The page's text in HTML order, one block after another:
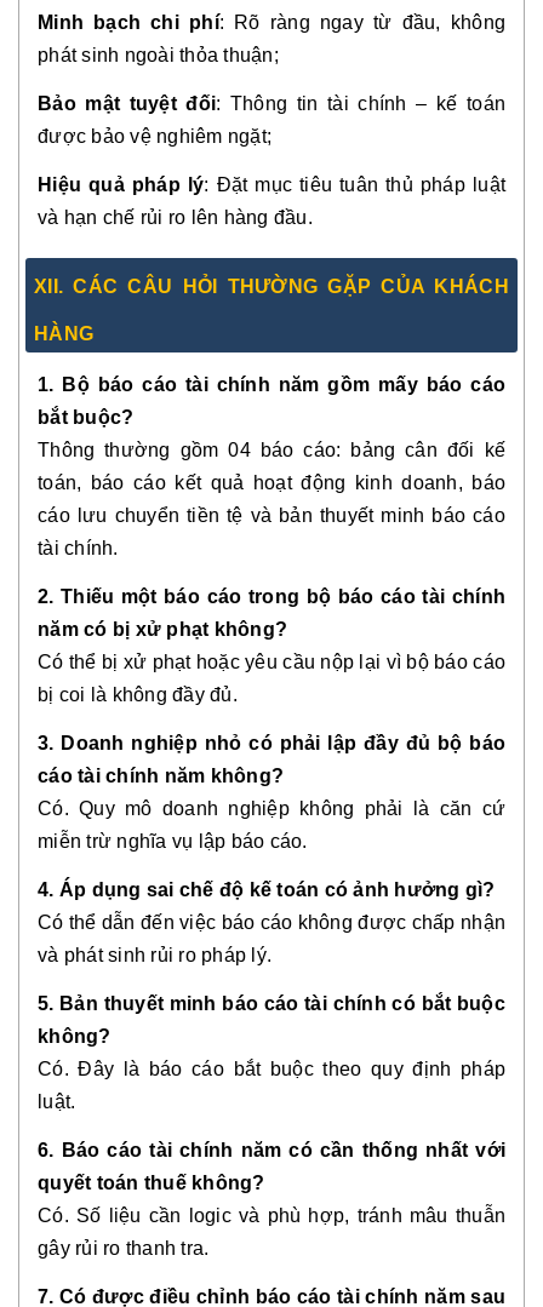
Minh bạch chi phí: Rõ ràng ngay từ đầu, không
phát sinh ngoài thỏa thuận;
Bảo mật tuyệt đối: Thông tin tài chính – kế toán
được bảo vệ nghiêm ngặt;
Hiệu quả pháp lý: Đặt mục tiêu tuân thủ pháp luật
và hạn chế rủi ro lên hàng đầu.
XII. CÁC CÂU HỎI THƯỜNG GẶP CỦA KHÁCH
HÀNG
1. Bộ báo cáo tài chính năm gồm mấy báo cáo
bắt buộc?
Thông thường gồm 04 báo cáo: bảng cân đối kế
toán, báo cáo kết quả hoạt động kinh doanh, báo
cáo lưu chuyển tiền tệ và bản thuyết minh báo cáo
tài chính.
2. Thiếu một báo cáo trong bộ báo cáo tài chính
năm có bị xử phạt không?
Có thể bị xử phạt hoặc yêu cầu nộp lại vì bộ báo cáo
bị coi là không đầy đủ.
3. Doanh nghiệp nhỏ có phải lập đầy đủ bộ báo
cáo tài chính năm không?
Có. Quy mô doanh nghiệp không phải là căn cứ
miễn trừ nghĩa vụ lập báo cáo.
4. Áp dụng sai chế độ kế toán có ảnh hưởng gì?
Có thể dẫn đến việc báo cáo không được chấp nhận
và phát sinh rủi ro pháp lý.
5. Bản thuyết minh báo cáo tài chính có bắt buộc
không?
Có. Đây là báo cáo bắt buộc theo quy định pháp
luật.
6. Báo cáo tài chính năm có cần thống nhất với
quyết toán thuế không?
Có. Số liệu cần logic và phù hợp, tránh mâu thuẫn
gây rủi ro thanh tra.
7. Có được điều chỉnh báo cáo tài chính năm sau